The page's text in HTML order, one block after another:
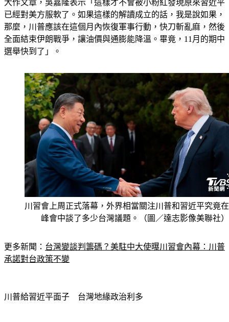
大作文章，吳嘉隆表示「這樣才不會被小粉紅發現原來習近平
已經對美方服軟了。如果這樣的解讀成立的話，我是說如果，
那麼，川普應該在這個月內恢復軍事行動，快刀斬亂麻，然後
全面結束伊朗戰爭，讓油價與通膨能降溫。畢竟，11月的期中
選舉快到了」。
川習會上周正式落幕，外界相當關注川普和習近平究竟
峰會中談了多少台灣議題。（圖／達志影像美聯社）
更多新聞： 台灣變談判籌碼？美駐中大使曝川習會內幕：川普
承諾對台政策不變
川普給習近平面子　台灣地緣政治利多